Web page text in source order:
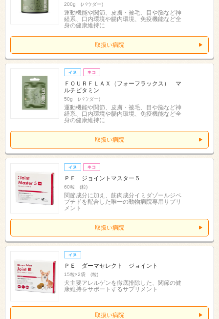
200g (パウダー)
運動機能や関節、皮膚・被毛、目や脳など神
経系、口内環境や腸内環境、免疫機能など全
身の健康維持に
取扱い病院
ＦＯＵＲＦＬＡＸ（フォーフラックス） マ
ルチビタミン
50g (パウダー)
運動機能や関節、皮膚・被毛、目や脳など神
経系、口内環境や腸内環境、免疫機能など全
身の健康維持に
取扱い病院
ＰＥ ジョイントマスター５
60粒 (粒)
関節成分に加え、筋肉成分イミダゾールジペ
プチドを配合した唯一の動物病院専用サプリ
メント
取扱い病院
ＰＥ ダーマセレクト ジョイント
15粒×2袋 (粒)
犬主要アレルゲンを徹底排除した、関節の健
康維持をサポートするサプリメント
取扱い病院